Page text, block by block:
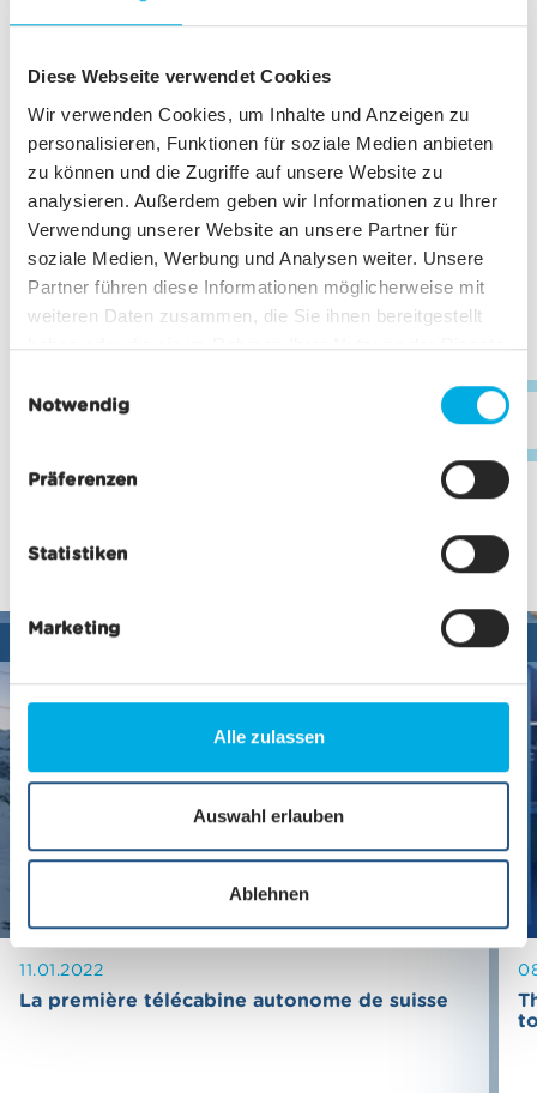
Diese Webseite verwendet Cookies
Wir verwenden Cookies, um Inhalte und Anzeigen zu
personalisieren, Funktionen für soziale Medien anbieten
zu können und die Zugriffe auf unsere Website zu
analysieren. Außerdem geben wir Informationen zu Ihrer
Verwendung unserer Website an unsere Partner für
soziale Medien, Werbung und Analysen weiter. Unsere
Partner führen diese Informationen möglicherweise mit
weiteren Daten zusammen, die Sie ihnen bereitgestellt
haben oder die sie im Rahmen Ihrer Nutzung der Dienste
g
n
s
a
u
s
l
Notwendig
Präferenzen
Statistiken
Marketing
Alle zulassen
Auswahl erlauben
Ablehnen
Infrastructure,
11.01.2022
La première télécabine autonome de suisse